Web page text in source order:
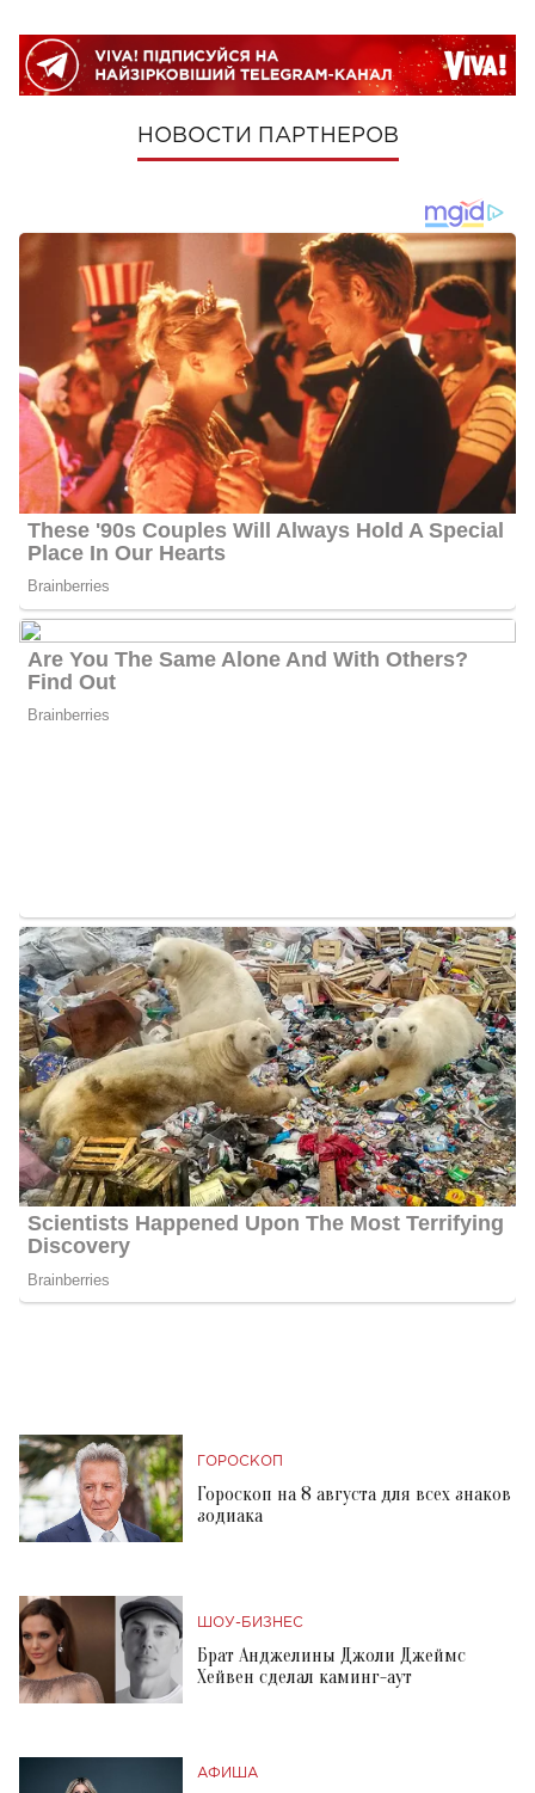
НОВОСТИ ПАРТНЕРОВ
ГОРОСКОП
Гороскоп на 8 августа для всех знаков
зодиака
ШОУ-БИЗНЕС
Брат Анджелины Джоли Джеймс
Хейвен сделал каминг-аут
АФИША